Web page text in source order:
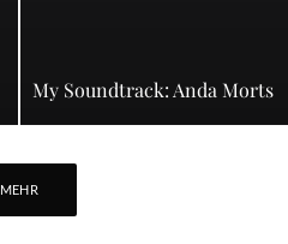
My Soundtrack: Anda Morts
MEHR